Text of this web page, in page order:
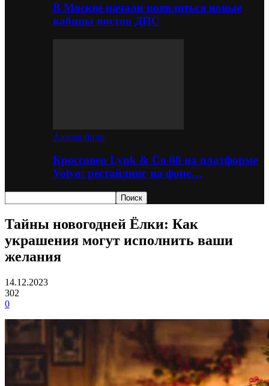
В Москве начали появляться новые
кабины постов ДПС
Автомобили
Кроссовер Lynk & Co 08 на платформе
Volvo: рестайлинг на фоне…
Тайны новогодней Ёлки: Как
украшения могут исполнить ваши
желания
14.12.2023
302
0